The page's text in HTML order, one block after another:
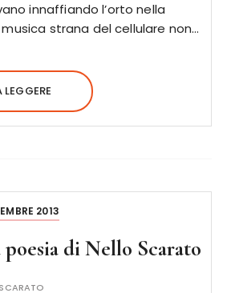
innaffiando l’orto nella
strana del cellulare non…
2013
di Nello Scarato